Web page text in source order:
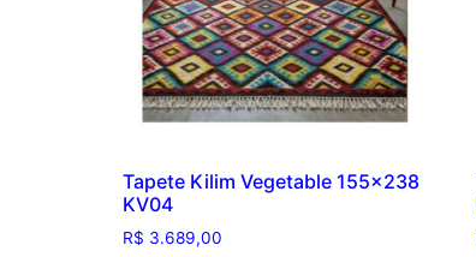
Tapete Kilim Vegetable 155×238
KV04
R$ 3.689,00